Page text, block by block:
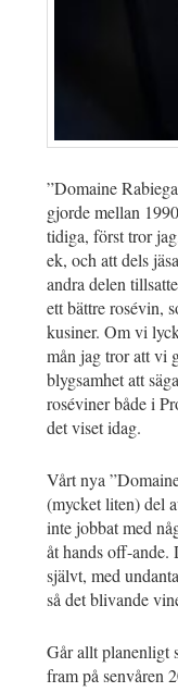
”Domaine
gjorde mellan
tidiga, först tror
ek, och att dels
andra delen
ett bättre rosévin,
kusiner. Om vi
mån jag tror att vi
blygsamhet att
roséviner både i
det viset idag.
Vårt nya
(mycket liten) del
inte jobbat med
åt hands off-ande.
självt, med
så det blivande
Går allt planenligt
fram på senvåren